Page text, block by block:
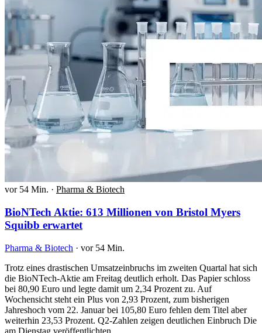
vor 54 Min. · Pharma & Biotech
BioNTech Aktie: 613 Millionen von Bristol Myers
Squibb erwartet
Pharma & Biotech · vor 54 Min.
Trotz eines drastischen Umsatzeinbruchs im zweiten Quartal hat sich
die BioNTech-Aktie am Freitag deutlich erholt. Das Papier schloss
bei 80,90 Euro und legte damit um 2,34 Prozent zu. Auf
Wochensicht steht ein Plus von 2,93 Prozent, zum bisherigen
Jahreshoch vom 22. Januar bei 105,80 Euro fehlen dem Titel aber
weiterhin 23,53 Prozent. Q2-Zahlen zeigen deutlichen Einbruch Die
am Dienstag veröffentlichten…